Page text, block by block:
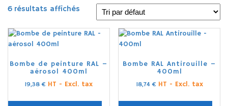
6 résultats affichés
Bombe de peinture RAL –
aérosol 400ml
19,38€ HT - Excl. tax
Bombe RAL Antirouille –
400ml
18,74 € HT - Excl. tax